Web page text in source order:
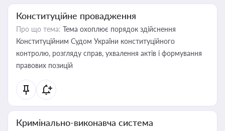
Конституційне провадження
Про що тема: Тема охоплює порядок здійснення
Конституційним Судом України конституційного
контролю, розгляду справ, ухвалення актів і формування
правових позицій
Кримінально-виконавча система